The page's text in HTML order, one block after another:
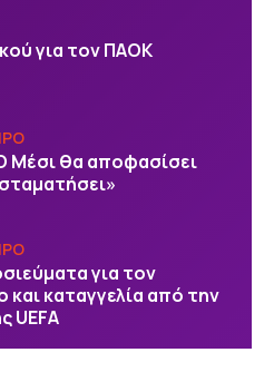
για τον ΠΑΟΚ
Μέσι θα αποφασίσει
για τον
και καταγγελία από την
UEFA